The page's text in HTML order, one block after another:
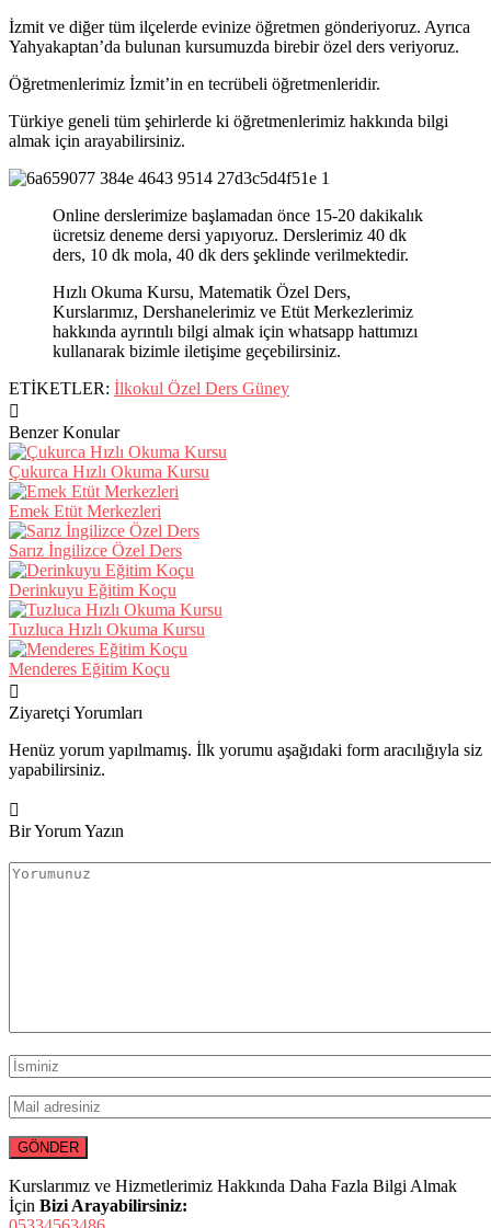
İzmit ve diğer tüm ilçelerde evinize öğretmen gönderiyoruz. Ayrıca
Yahyakaptan’da bulunan kursumuzda birebir özel ders veriyoruz.
Öğretmenlerimiz İzmit’in en tecrübeli öğretmenleridir.
Türkiye geneli tüm şehirlerde ki öğretmenlerimiz hakkında bilgi
almak için arayabilirsiniz.
Online derslerimize başlamadan önce 15-20 dakikalık
ücretsiz deneme dersi yapıyoruz. Derslerimiz 40 dk
ders, 10 dk mola, 40 dk ders şeklinde verilmektedir.
Hızlı Okuma Kursu, Matematik Özel Ders,
Kurslarımız, Dershanelerimiz ve Etüt Merkezlerimiz
hakkında ayrıntılı bilgi almak için whatsapp hattımızı
kullanarak bizimle iletişime geçebilirsiniz.
ETİKETLER: İlkokul Özel Ders Güney
Benzer Konular
Çukurca Hızlı Okuma Kursu
Emek Etüt Merkezleri
Sarız İngilizce Özel Ders
Derinkuyu Eğitim Koçu
Tuzluca Hızlı Okuma Kursu
Menderes Eğitim Koçu
Ziyaretçi Yorumları
Henüz yorum yapılmamış. İlk yorumu aşağıdaki form aracılığıyla siz
yapabilirsiniz.
Bir Yorum Yazın
Kurslarımız ve Hizmetlerimiz Hakkında Daha Fazla Bilgi Almak
İçin Bizi Arayabilirsiniz: